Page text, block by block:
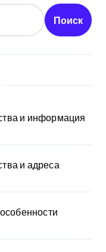
Поиск
и информация
и адреса